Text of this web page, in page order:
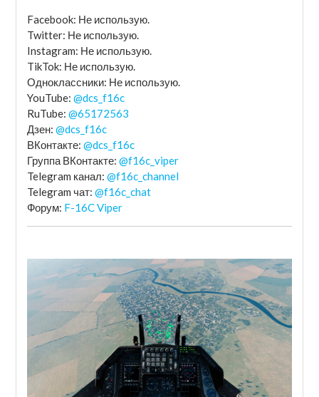
Facebook: Не использую.
Twitter: Не использую.
Instagram: Не использую.
TikTok: Не использую.
Одноклассники: Не использую.
YouTube: @dcs_f16c
RuTube: @65172563
Дзен: @dcs_f16c
ВКонтакте: @dcs_f16c
Группа ВКонтакте: @f16c_viper
Telegram канал: @f16c_channel
Telegram чат: @f16c_chat
Форум: F-16C Viper